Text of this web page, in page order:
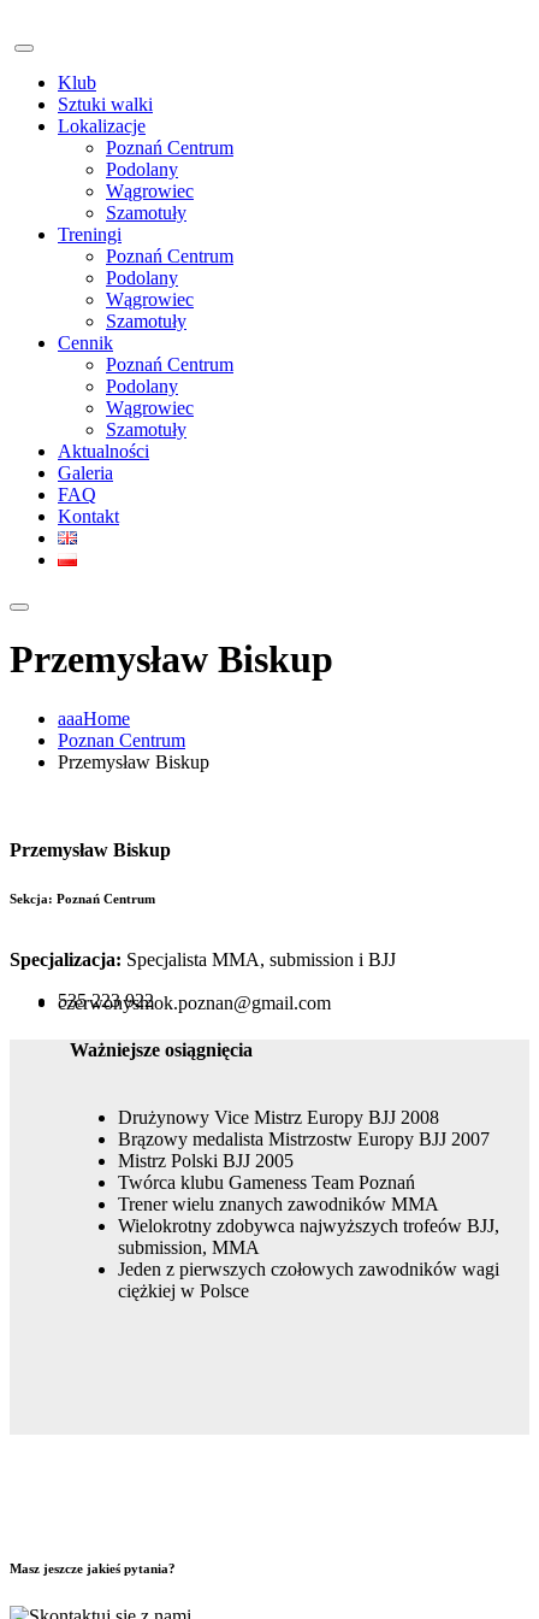
Klub
Sztuki walki
Lokalizacje
Poznań Centrum
Podolany
Wągrowiec
Szamotuły
Treningi
Poznań Centrum
Podolany
Wągrowiec
Szamotuły
Cennik
Poznań Centrum
Podolany
Wągrowiec
Szamotuły
Aktualności
Galeria
FAQ
Kontakt
Przemysław Biskup
aaaHome
Poznan Centrum
Przemysław Biskup
Przemysław Biskup
Sekcja: Poznań Centrum
Specjalizacja: Specjalista MMA, submission i BJJ
535 223 922
czerwonysmok.poznan@gmail.com
Ważniejsze osiągnięcia
Drużynowy Vice Mistrz Europy BJJ 2008
Brązowy medalista Mistrzostw Europy BJJ 2007
Mistrz Polski BJJ 2005
Twórca klubu Gameness Team Poznań
Trener wielu znanych zawodników MMA
Wielokrotny zdobywca najwyższych trofeów BJJ,
submission, MMA
Jeden z pierwszych czołowych zawodników wagi
ciężkiej w Polsce
Masz jeszcze jakieś pytania?